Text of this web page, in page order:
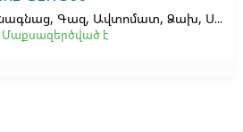
Գազ, Ավտոմատ, Ձախ, Սև,
Մաքսազերծված է